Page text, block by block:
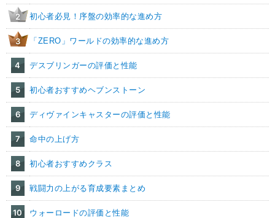
2 初心者必見！序盤の効率的な進め方
3 「ZERO」ワールドの効率的な進め方
4 デスブリンガーの評価と性能
5 初心者おすすめヘブンストーン
6 ディヴァインキャスターの評価と性能
7 命中の上げ方
8 初心者おすすめクラス
9 戦闘力の上がる育成要素まとめ
10 ウォーロードの評価と性能